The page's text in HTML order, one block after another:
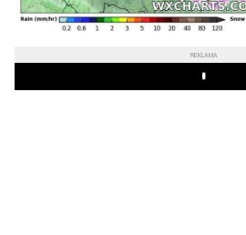
REKLAMA
Play